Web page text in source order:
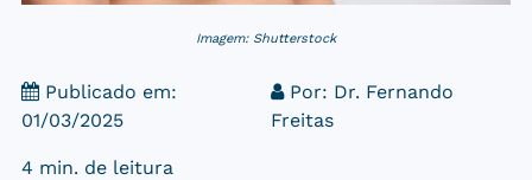
Imagem: Shutterstock
Publicado em:
01/03/2025
Por: Dr. Fernando
Freitas
4 min. de leitura